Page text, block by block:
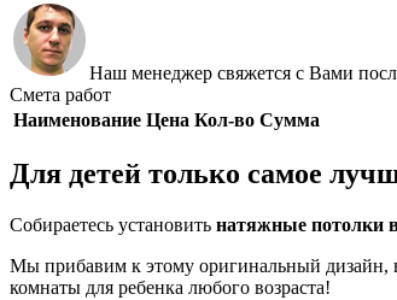
Наш менеджер свяжется с Вами
Смета работ
Наименование Цена Кол-во Сумма
Для детей только самое
Собираетесь установить натяжные потолки
Мы прибавим к этому оригинальный дизайн,
комнаты для ребенка любого возраста!